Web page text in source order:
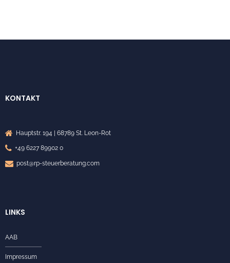
KONTAKT
Hauptstr. 194 | 68789 St. Leon-Rot
+49 6227 89902 0
post@rp-steuerberatung.com
LINKS
AAB
Impressum